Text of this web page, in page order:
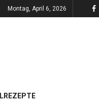
Montag, April 6, 2026